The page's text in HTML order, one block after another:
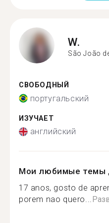
W.
São João
СВОБОДНЫЙ
португальский
ИЗУЧАЕТ
английский
Мои любимые темы
17 anos, gosto de
porem nao quero...